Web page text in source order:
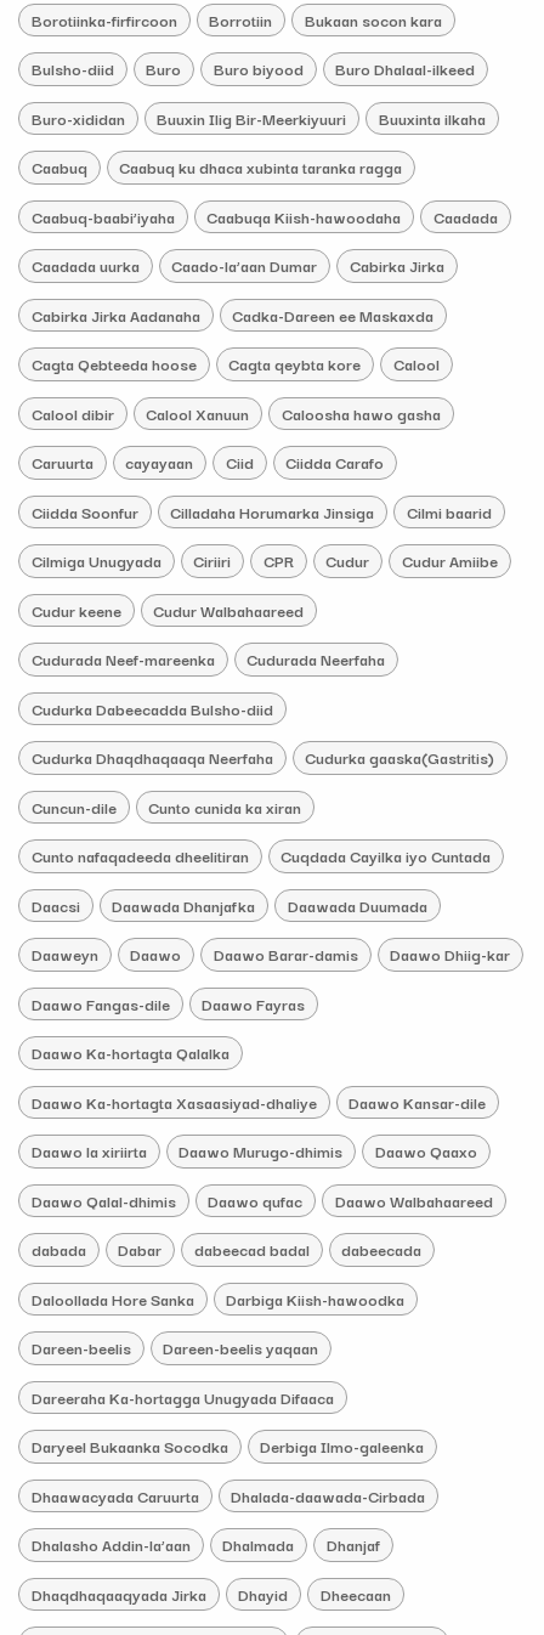
Borotiinka-firfircoon Borrotiin Bukaan socon kara
Bulsho-diid Buro Buro biyood Buro Dhalaal-ilkeed
Buro-xididan Buuxin Ilig Bir-Meerkiyuuri Buuxinta ilkaha
Caabuq Caabuq ku dhaca xubinta taranka ragga
Caabuq-baabi’iyaha Caabuqa Kiish-hawoodaha Caadada
Caadada uurka Caado-la’aan Dumar Cabirka Jirka
Cabirka Jirka Aadanaha Cadka-Dareen ee Maskaxda
Cagta Qebteeda hoose Cagta qeybta kore Calool
Calool dibir Calool Xanuun Caloosha hawo gasha
Caruurta cayayaan Ciid Ciidda Carafo
Ciidda Soonfur Cilladaha Horumarka Jinsiga Cilmi baarid
Cilmiga Unugyada Ciriiri CPR Cudur Cudur Amiibe
Cudur keene Cudur Walbahaareed
Cudurada Neef-mareenka Cudurada Neerfaha
Cudurka Dabeecadda Bulsho-diid
Cudurka Dhaqdhaqaaqa Neerfaha Cudurka gaaska(Gastritis)
Cuncun-dile Cunto cunida ka xiran
Cunto nafaqadeeda dheelitiran Cuqdada Cayilka iyo Cuntada
Daacsi Daawada Dhanjafka Daawada Duumada
Daaweyn Daawo Daawo Barar-damis Daawo Dhiig-kar
Daawo Fangas-dile Daawo Fayras
Daawo Ka-hortagta Qalalka
Daawo Ka-hortagta Xasaasiyad-dhaliye Daawo Kansar-dile
Daawo la xiriirta Daawo Murugo-dhimis Daawo Qaaxo
Daawo Qalal-dhimis Daawo qufac Daawo Walbahaareed
dabada Dabar dabeecad badal dabeecada
Daloollada Hore Sanka Darbiga Kiish-hawoodka
Dareen-beelis Dareen-beelis yaqaan
Dareeraha Ka-hortagga Unugyada Difaaca
Daryeel Bukaanka Socodka Derbiga Ilmo-galeenka
Dhaawacyada Caruurta Dhalada-daawada-Cirbada
Dhalasho Addin-la’aan Dhalmada Dhanjaf
Dhaqdhaqaaqyada Jirka Dhayid Dheecaan